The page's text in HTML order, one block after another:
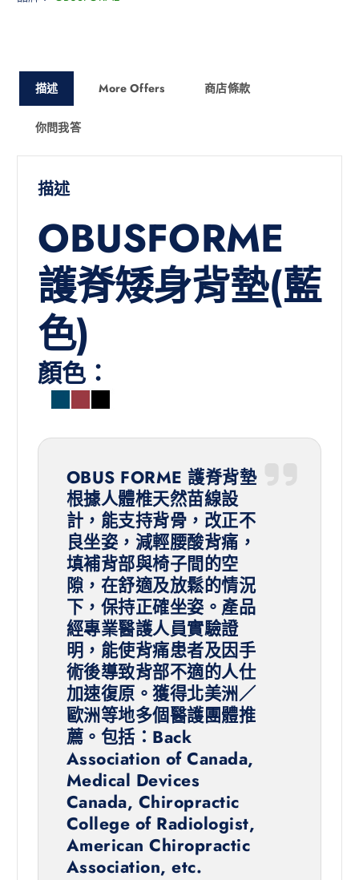
描述 More Offers 商店條款
你問我答
描述
OBUSFORME
護脊矮身背墊(藍
色)
顏色：
OBUS FORME 護脊背墊
根據人體椎天然苗線設
計，能支持背骨，改正不
良坐姿，減輕腰酸背痛，
填補背部與椅子間的空
隙，在舒適及放鬆的情況
下，保持正確坐姿。產品
經專業醫護人員實驗證
明，能使背痛患者及因手
術後導致背部不適的人仕
加速復原。獲得北美洲／
歐洲等地多個醫護團體推
薦。包括：Back
Association of Canada,
Medical Devices
Canada, Chiropractic
College of Radiologist,
American Chiropractic
Association, etc.